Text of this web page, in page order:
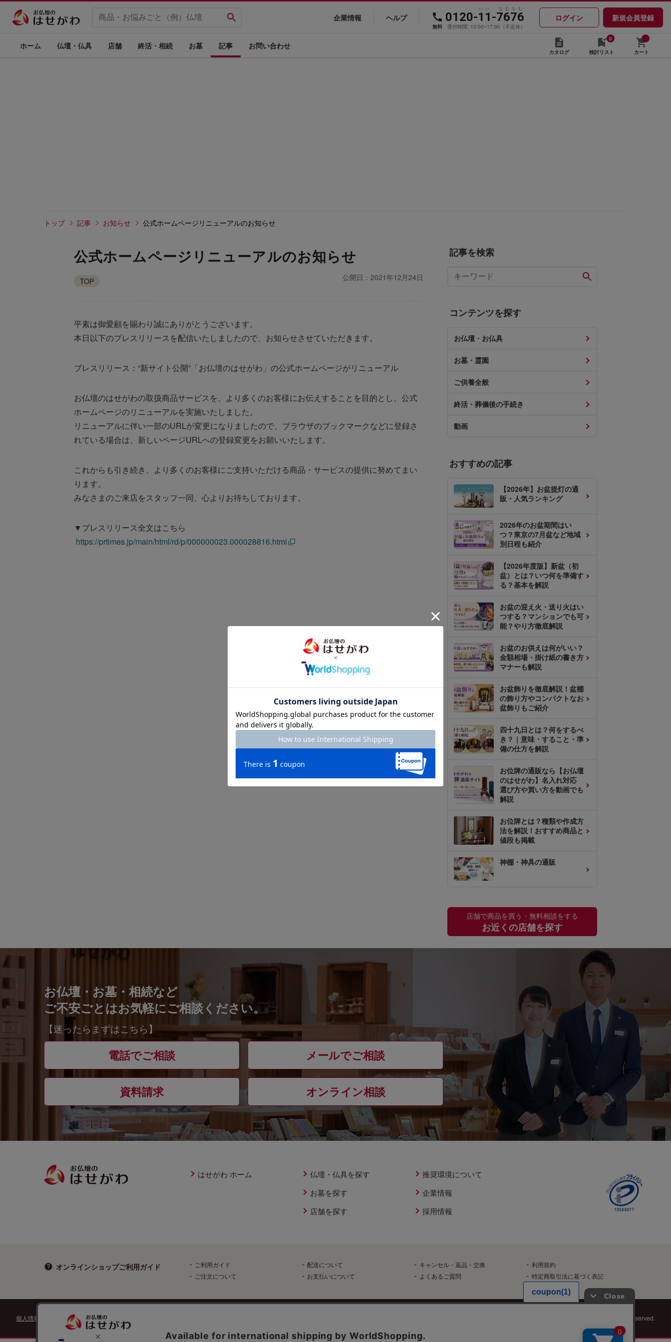
企業情報 ヘルプ
無料
いい なむなむ
0120-11-7676
受付時間: 10:00~17:00（不定休）
ログイン 新規会員登録
ホーム 仏壇・仏具 店舗 終活・相続 お墓 記事 お問い合わせ
カタログ
0
検討リスト
カート
トップ 記事 お知らせ 公式ホームページリニューアルのお知らせ
公式ホームページリニューアルのお知らせ
TOP 公開日：2021年12月24日
平素は御愛顧を賜わり誠にありがとうございます。
本日以下のプレスリリースを配信いたしましたので、お知らせさせていただきます。
プレスリリース：“新サイト公開”「お仏壇のはせがわ」の公式ホームページがリニューアル
お仏壇のはせがわの取扱商品サービスを、より多くのお客様にお伝えすることを目的とし、公式
ホームページのリニューアルを実施いたしました。
リニューアルに伴い一部のURLが変更になりましたので、ブラウザのブックマークなどに登録さ
れている場合は、新しいページURLへの登録変更をお願いいたします。
これからも引き続き、より多くのお客様にご支持いただける商品・サービスの提供に努めてまい
ります。
みなさまのご来店をスタッフ一同、心よりお待ちしております。
▼プレスリリース全文はこちら
https://prtimes.jp/main/html/rd/p/000000023.000028816.html
記事を検索
コンテンツを探す
お仏壇・お仏具
お墓・霊園
ご供養全般
終活・葬儀後の手続き
動画
おすすめの記事
【2026年】お盆提灯の通
販・人気ランキング
2026年のお盆期間はい
つ？東京の7月盆など地域
別日程も紹介
【2026年度版】新盆（初
盆）とは？いつ何を準備す
る？基本を解説
お盆の迎え火・送り火はい
つする？マンションでも可
能？やり方徹底解説
お盆のお供えは何がいい？
金額相場・掛け紙の書き方
マナーも解説
お盆飾りを徹底解説！盆棚
の飾り方やコンパクトなお
盆飾りもご紹介
四十九日とは？何をするべ
き？｜意味・すること・準
備の仕方を解説
お位牌の通販なら【お仏壇
のはせがわ】名入れ対応
選び方や買い方を動画でも
解説
お位牌とは？種類や作成方
法を解説！おすすめ商品と
値段も掲載
神棚・神具の通販
店舗で商品を買う・無料相談をする
お近くの店舗を探す
お仏壇・お墓・相続など
ご不安ごとはお気軽にご相談ください。
【迷ったらまずはこちら】
電話でご相談 メールでご相談
資料請求 オンライン相談
はせがわ ホーム
仏壇・仏具を探す
お墓を探す
店舗を探す
推奨環境について
企業情報
採用情報
オンラインショップご利用ガイド
ご利用ガイド
ご注文について
配送について
お支払いについて
キャンセル・返品・交換
よくあるご質問
利用規約
特定商取引法に基づく表記
個人情報保護方針 特定個人情報などの適正な取扱いに関する基本方針 Copyright©️ HASEGAWA Co.Ltd. All rights reserved.